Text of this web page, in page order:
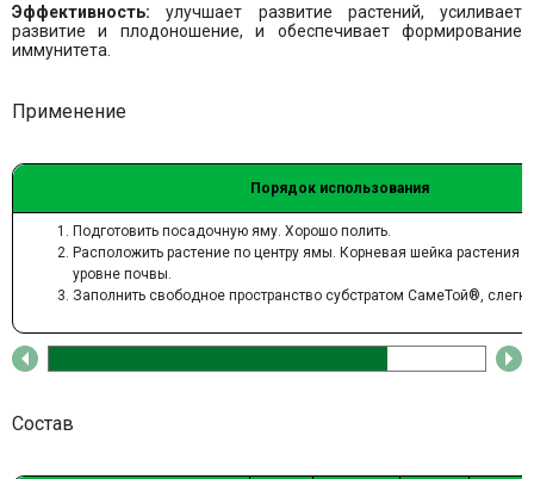
Эффективность: улучшает развитие растений, усиливает
развитие и плодоношение, и обеспечивает формирование
иммунитета.
Применение
Порядок использования
Подготовить посадочную яму. Хорошо полить.
Расположить растение по центру ямы. Корневая шейка растения
уровне почвы.
Заполнить свободное пространство субстратом СамеТой® ,
Состав